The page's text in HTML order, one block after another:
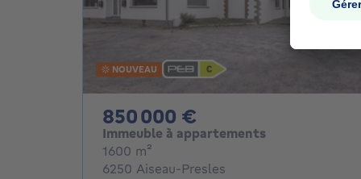
NOUVEAU
850 000 €
Immeuble à appartements
1600 m²
6250 Aiseau-Presles